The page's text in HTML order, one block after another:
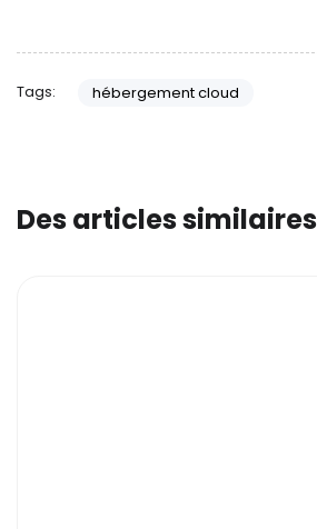
Tags: hébergement cloud
Des articles similaires